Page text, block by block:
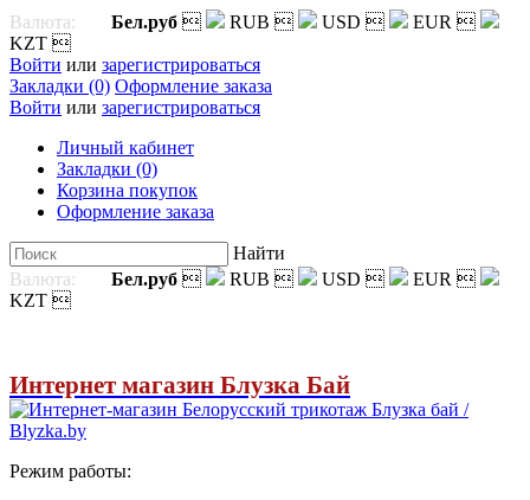
Валюта: Бел.руб  RUB  USD  EUR 
KZT 
Войти или зарегистрироваться
Закладки (0) Оформление заказа
Войти или зарегистрироваться
Личный кабинет
Закладки (0)
Корзина покупок
Оформление заказа
Найти
Валюта:
Бел.руб  RUB  USD  EUR 
KZT 
Интернет магазин Блузка Бай
Режим работы: